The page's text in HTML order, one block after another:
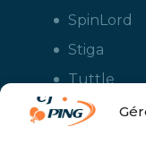
SpinLord
Stiga
Tuttle
Xiom